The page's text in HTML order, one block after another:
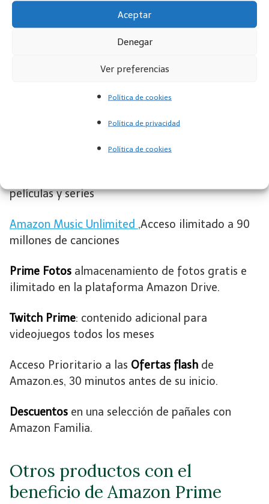
Aceptar
Denegar
Ver preferencias
Política de cookies
Política de privacidad
Política de cookies
Las ofertas más
interesantes de Amazon
disposición totalmenteGRATIS30 días de prueba
y acceso preferente a ofertas y servicios como:
películas y series
Amazon Music Unlimited ,Acceso ilimitado a 90
millones de canciones
Prime Fotos almacenamiento de fotos gratis e
ilimitado en la plataforma Amazon Drive.
Twitch Prime: contenido adicional para
videojuegos todos los meses
Acceso Prioritario a las Ofertas flash de
Amazon.es, 30 minutos antes de su inicio.
Descuentos en una selección de pañales con
Amazon Familia.
Otros productos con el
beneficio de Amazon Prime